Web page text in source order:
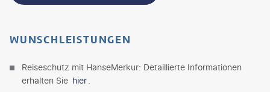
WUNSCHLEISTUNGEN
Reiseschutz mit HanseMerkur: Detaillierte Informationen
erhalten Sie hier